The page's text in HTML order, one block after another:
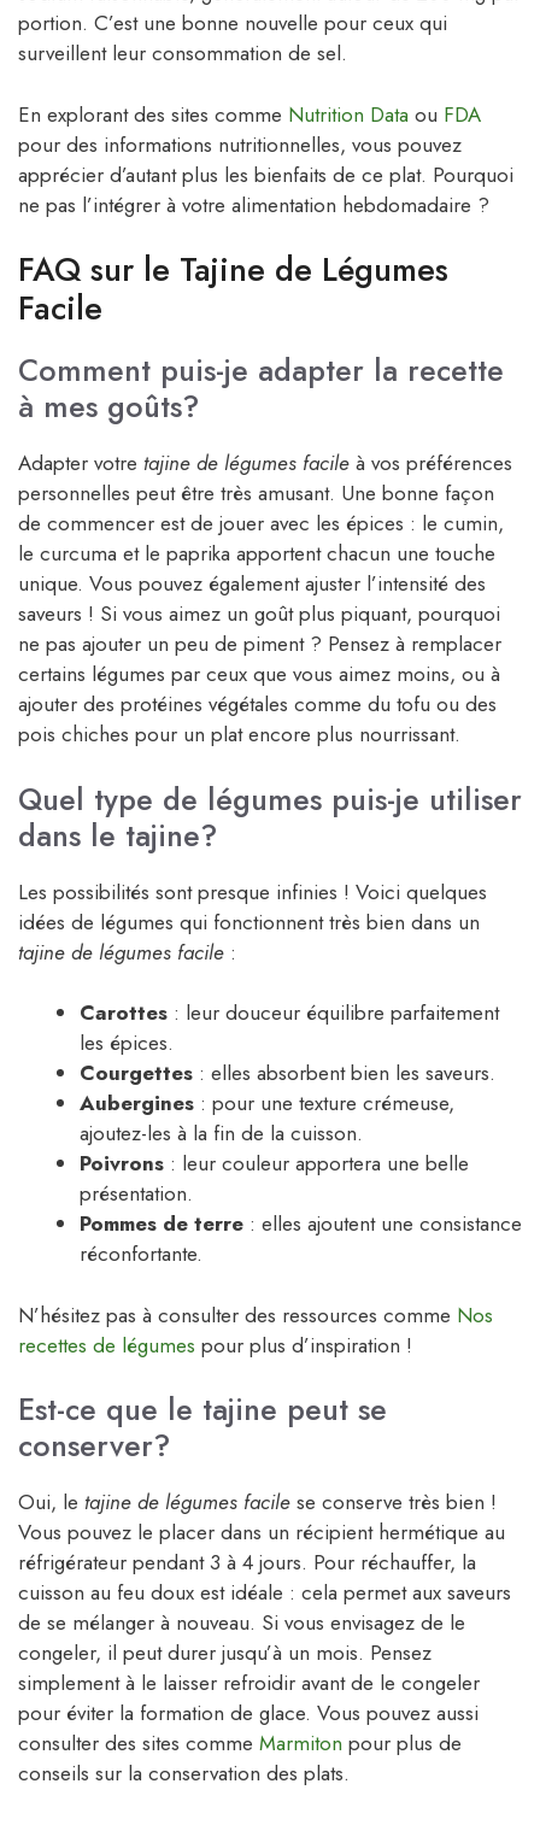
portion. C’est une bonne nouvelle pour ceux qui
surveillent leur consommation de sel.
En explorant des sites comme Nutrition Data ou FDA
pour des informations nutritionnelles, vous pouvez
apprécier d’autant plus les bienfaits de ce plat. Pourquoi
ne pas l’intégrer à votre alimentation hebdomadaire ?
FAQ sur le Tajine de Légumes
Facile
Comment puis-je adapter la recette
à mes goûts?
Adapter votre tajine de légumes facile à vos préférences
personnelles peut être très amusant. Une bonne façon
de commencer est de jouer avec les épices : le cumin,
le curcuma et le paprika apportent chacun une touche
unique. Vous pouvez également ajuster l’intensité des
saveurs ! Si vous aimez un goût plus piquant, pourquoi
ne pas ajouter un peu de piment ? Pensez à remplacer
certains légumes par ceux que vous aimez moins, ou à
ajouter des protéines végétales comme du tofu ou des
pois chiches pour un plat encore plus nourrissant.
Quel type de légumes puis-je utiliser
dans le tajine?
Les possibilités sont presque infinies ! Voici quelques
idées de légumes qui fonctionnent très bien dans un
tajine de légumes facile :
Carottes : leur douceur équilibre parfaitement
les épices.
Courgettes : elles absorbent bien les saveurs.
Aubergines : pour une texture crémeuse,
ajoutez-les à la fin de la cuisson.
Poivrons : leur couleur apportera une belle
présentation.
Pommes de terre : elles ajoutent une consistance
réconfortante.
N’hésitez pas à consulter des ressources comme Nos
recettes de légumes pour plus d’inspiration !
Est-ce que le tajine peut se
conserver?
Oui, le tajine de légumes facile se conserve très bien !
Vous pouvez le placer dans un récipient hermétique au
réfrigérateur pendant 3 à 4 jours. Pour réchauffer, la
cuisson au feu doux est idéale : cela permet aux saveurs
de se mélanger à nouveau. Si vous envisagez de le
congeler, il peut durer jusqu’à un mois. Pensez
simplement à le laisser refroidir avant de le congeler
pour éviter la formation de glace. Vous pouvez aussi
consulter des sites comme Marmiton pour plus de
conseils sur la conservation des plats.